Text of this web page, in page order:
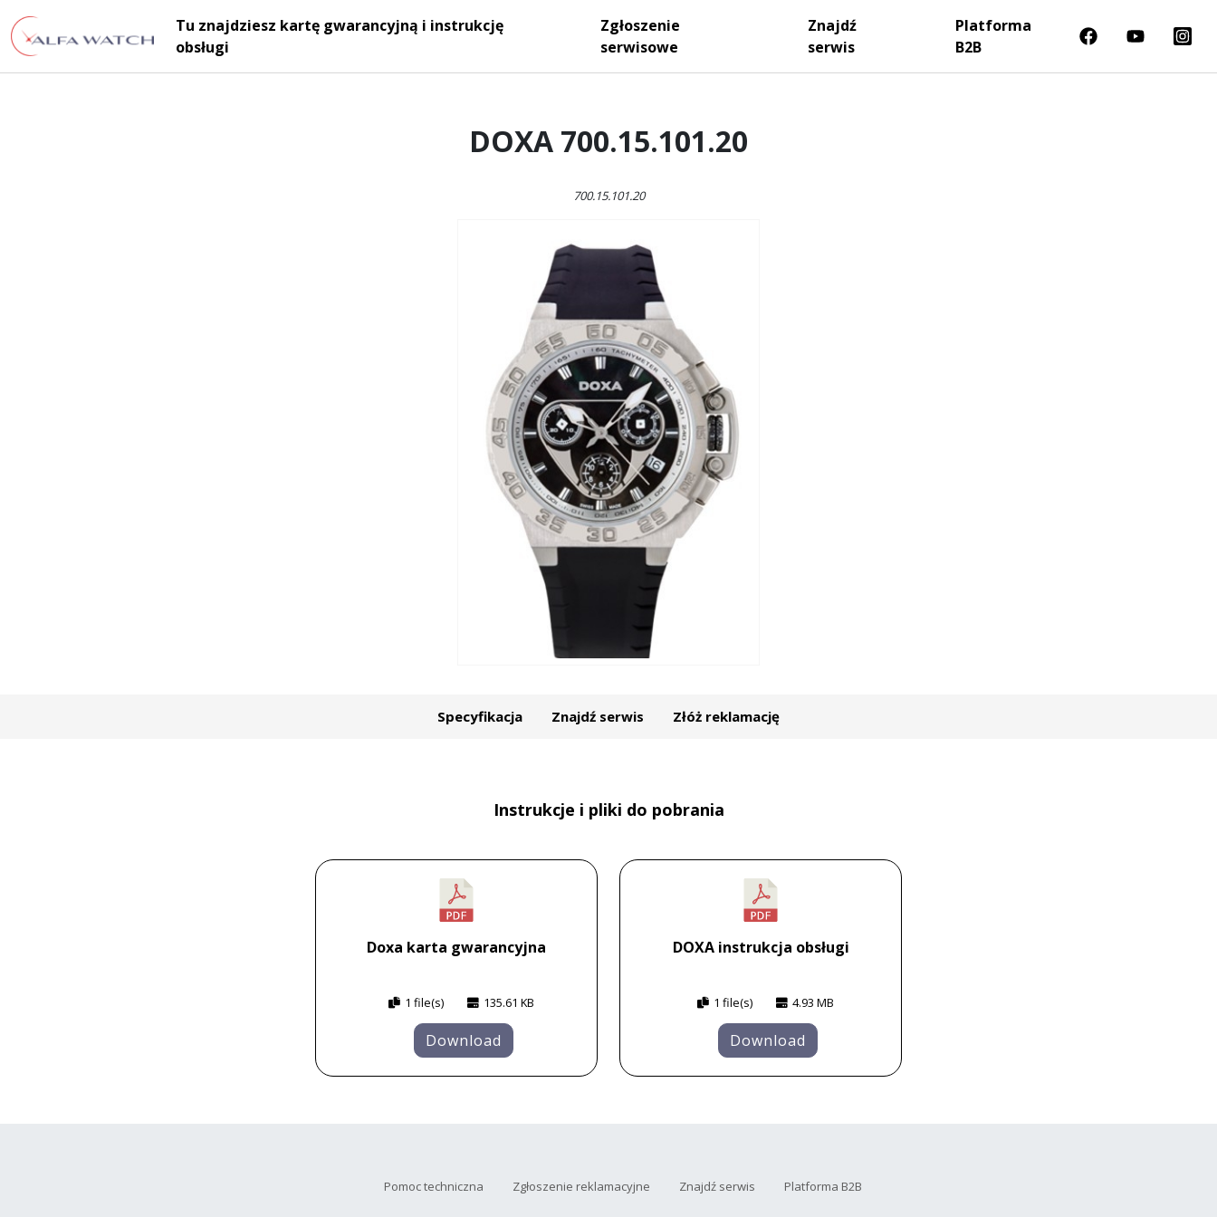
Main Navigation
Tu znajdziesz kartę gwarancyjną i instrukcję
obsługi
Zgłoszenie
serwisowe
Znajdź
serwis
Platforma
B2B
DOXA 700.15.101.20
700.15.101.20
Specyfikacja Znajdź serwis Złóż reklamację
Instrukcje i pliki do pobrania
Doxa karta gwarancyjna
1 file(s) 135.61 KB
Download
DOXA instrukcja obsługi
1 file(s) 4.93 MB
Download
Pomoc techniczna Zgłoszenie reklamacyjne Znajdź serwis Platforma B2B